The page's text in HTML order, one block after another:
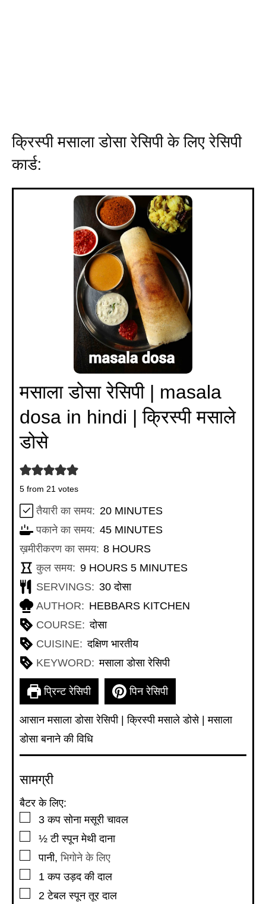
क्रिस्पी मसाला डोसा रेसिपी के लिए रेसिपी
कार्ड:
मसाला डोसा रेसिपी | masala
dosa in hindi | क्रिस्पी मसाले
डोसे
5 from 21 votes
तैयारी का समय: 20MINUTES
MINUTES
पकाने का समय: 45MINUTES
MINUTES
ख़मीरीकरण का समय: 8HOURS
HOURS
कुल समय: 9HOURS
HOURS 5MINUTES
MINUTES
SERVINGS: 30 दोसा
AUTHOR: HEBBARS KITCHEN
COURSE: दोसा
CUISINE: दक्षिण भारतीय
KEYWORD: मसाला डोसा रेसिपी
प्रिन्ट रेसिपी पिन रेसिपी
आसान मसाला डोसा रेसिपी | क्रिस्पी मसाले डोसे | मसाला
डोसा बनाने की विधि
सामग्री
बैटर के लिए:
▢
3 कप सोना मसूरी चावल
▢
½ टी स्पून मेथी दाना
▢
पानी,भिगोने के लिए
▢
1 कप उड़द की दाल
▢
2 टेबल स्पूनतूर दाल